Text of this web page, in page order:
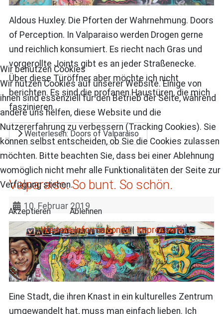
Aldous Huxley. Die Pforten der Wahrnehmung. Doors
of Perception. In Valparaiso werden Drogen gerne
und reichlich konsumiert. Es riecht nach Gras und
vorgerollte Joints gibt es an jeder Straßenecke.
Über diese Türöffner aber möchte ich nicht
berichten. Es sind die profanen Haustüren, die mich
faszinieren.
Weiterlesen: Doors of Valparaiso
Valparaiso. So bunt. So schön.
10. Februar 2019
Eine Stadt, die ihren Knast in ein kulturelles Zentrum
umgewandelt hat, muss man einfach lieben. Ich
Wir benutzen Cookies
Wir nutzen Cookies auf unserer Website. Einige von
ihnen sind essenziell für den Betrieb der Seite, während
andere uns helfen, diese Website und die
Nutzererfahrung zu verbessern (Tracking Cookies). Sie
können selbst entscheiden, ob Sie die Cookies zulassen
möchten. Bitte beachten Sie, dass bei einer Ablehnung
womöglich nicht mehr alle Funktionalitäten der Seite zur
Verfügung stehen.
Akzeptieren Ablehnen
Weitere Informationen|Impressum